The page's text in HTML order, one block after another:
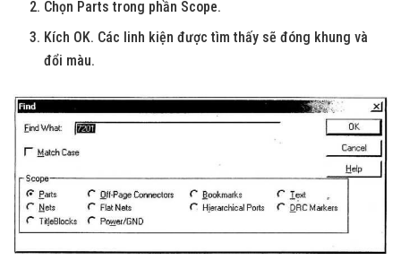
Chọn Parts trong phần Scope.
Kích OK. Các linh kiện được tìm thấy sẽ đóng khung và
đổi màu.